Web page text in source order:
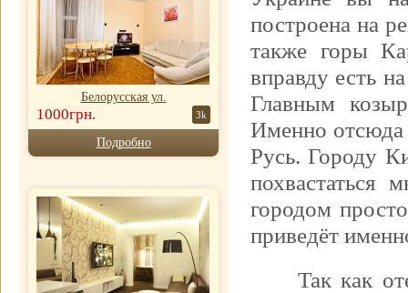
Белорусская ул.
1000грн. 3k
Подробно
построена на
также горы
вправду есть
Главным
Именно отсюда
Русь. Городу
похвастаться
городом
приведёт
Так как